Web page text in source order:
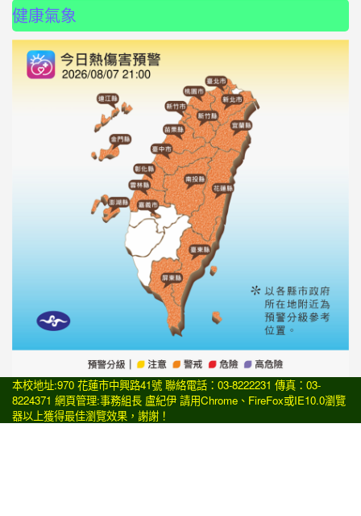
健康氣象
本校地址:970 花蓮市中興路41號 聯絡電話：03-8222231 傳真：03-
8224371 網頁管理:事務組長 盧紀伊 請用Chrome 、 FireFox或IE10.0瀏覽
器以上獲得最佳瀏覽效果，謝謝！